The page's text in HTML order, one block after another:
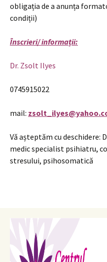
obligația de a anunța
condiții)
Înscrieri/ informații:
Dr. Zsolt Ilyes
0745915022
mail:
Vă așteptăm cu
medic specialist psihiatru,
stresului, psihosomatică